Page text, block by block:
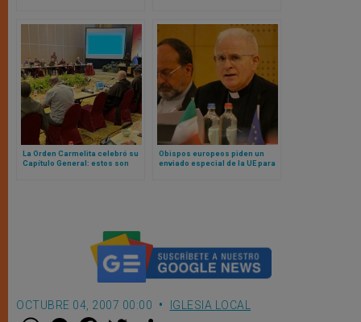
La Orden Carmelita celebró su
Capítulo General: estos son
Obispos europeos piden un
enviado especial de la UE para
OCTUBRE 04, 2007 00:00 IGLESIA LOCAL